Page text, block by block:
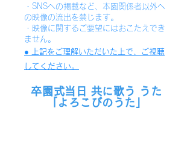
・SNSへの掲載など、本園関係者以外へ
の映像の流出を禁じます。
・映像に関するご要望にはおこたえでき
ません。
​● 上記をご理解いただいた上で、ご視聴
してください。
卒園式当日 共に歌う うた
「よろこびのうた」